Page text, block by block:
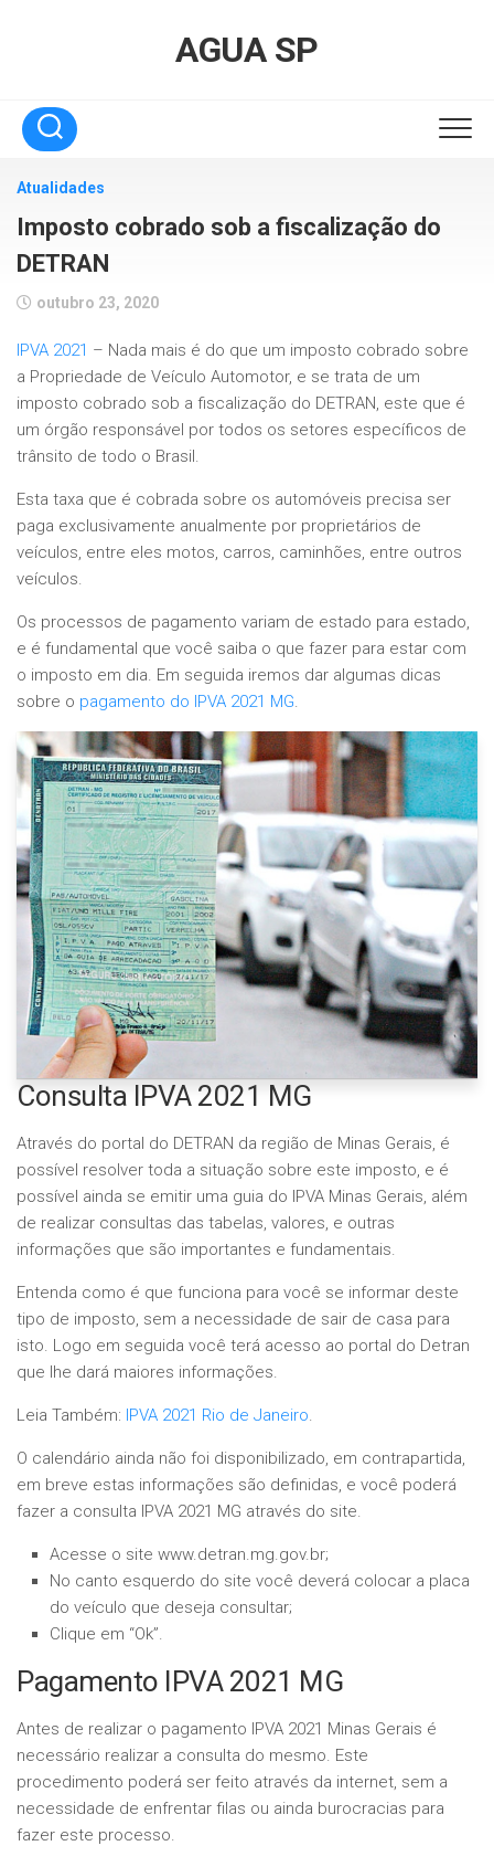
AGUA SP
Atualidades
Imposto cobrado sob a fiscalização do
DETRAN
outubro 23, 2020
IPVA 2021 – Nada mais é do que um imposto cobrado sobre
a Propriedade de Veículo Automotor, e se trata de um
imposto cobrado sob a fiscalização do DETRAN, este que é
um órgão responsável por todos os setores específicos de
trânsito de todo o Brasil.
Esta taxa que é cobrada sobre os automóveis precisa ser
paga exclusivamente anualmente por proprietários de
veículos, entre eles motos, carros, caminhões, entre outros
veículos.
Os processos de pagamento variam de estado para estado,
e é fundamental que você saiba o que fazer para estar com
o imposto em dia. Em seguida iremos dar algumas dicas
sobre o pagamento do IPVA 2021 MG.
Consulta IPVA 2021 MG
Através do portal do DETRAN da região de Minas Gerais, é
possível resolver toda a situação sobre este imposto, e é
possível ainda se emitir uma guia do IPVA Minas Gerais, além
de realizar consultas das tabelas, valores, e outras
informações que são importantes e fundamentais.
Entenda como é que funciona para você se informar deste
tipo de imposto, sem a necessidade de sair de casa para
isto. Logo em seguida você terá acesso ao portal do Detran
que lhe dará maiores informações.
Leia Também: IPVA 2021 Rio de Janeiro.
O calendário ainda não foi disponibilizado, em contrapartida,
em breve estas informações são definidas, e você poderá
fazer a consulta IPVA 2021 MG através do site.
Acesse o site www.detran.mg.gov.br;
No canto esquerdo do site você deverá colocar a placa
do veículo que deseja consultar;
Clique em “Ok”.
Pagamento IPVA 2021 MG
Antes de realizar o pagamento IPVA 2021 Minas Gerais é
necessário realizar a consulta do mesmo. Este
procedimento poderá ser feito através da internet, sem a
necessidade de enfrentar filas ou ainda burocracias para
fazer este processo.